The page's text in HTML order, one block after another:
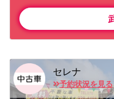
セレナ
予約状況を見る